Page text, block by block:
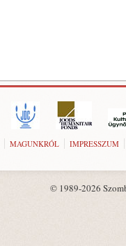
MAGUNKRÓL IMPRESSZUM
© 1989-2026